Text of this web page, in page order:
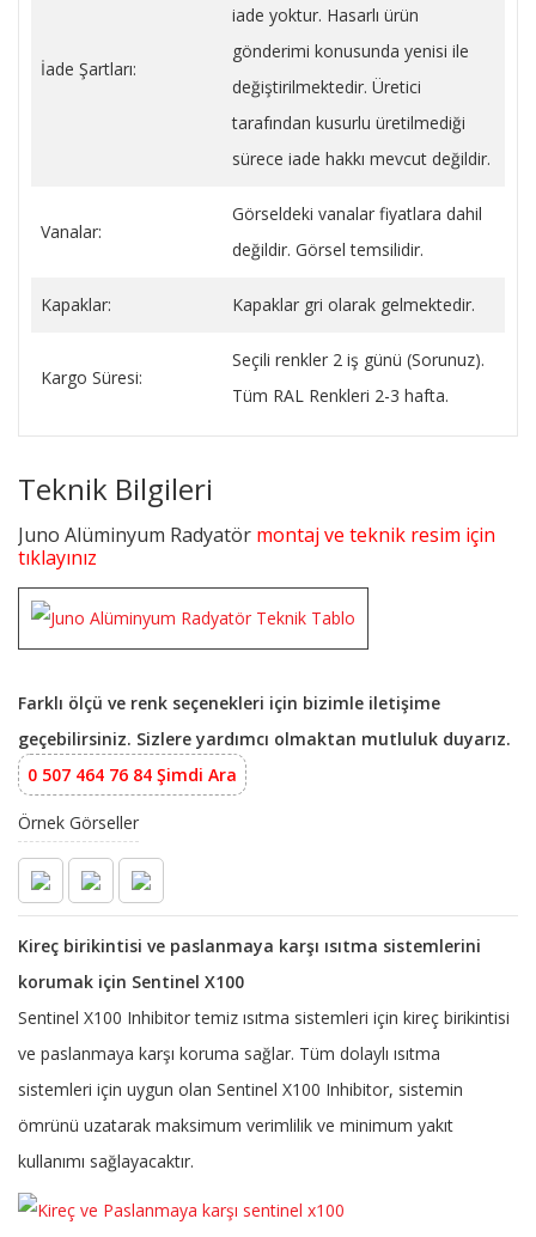
İade Şartları:
iade yoktur. Hasarlı ürün
gönderimi konusunda yenisi ile
değiştirilmektedir. Üretici
tarafından kusurlu üretilmediği
sürece iade hakkı mevcut değildir.
Vanalar:
Görseldeki vanalar fiyatlara dahil
değildir. Görsel temsilidir.
Kapaklar: Kapaklar gri olarak gelmektedir.
Kargo Süresi:
Seçili renkler 2 iş günü (Sorunuz).
Tüm RAL Renkleri 2-3 hafta.
Teknik Bilgileri
Juno Alüminyum Radyatör montaj ve teknik resim için
tıklayınız
Farklı ölçü ve renk seçenekleri için bizimle iletişime
geçebilirsiniz. Sizlere yardımcı olmaktan mutluluk duyarız.
0 507 464 76 84 Şimdi Ara
Örnek Görseller
Kireç birikintisi ve paslanmaya karşı ısıtma sistemlerini
korumak için Sentinel X100
Sentinel X100 Inhibitor temiz ısıtma sistemleri için kireç birikintisi
ve paslanmaya karşı koruma sağlar. Tüm dolaylı ısıtma
sistemleri için uygun olan Sentinel X100 Inhibitor, sistemin
ömrünü uzatarak maksimum verimlilik ve minimum yakıt
kullanımı sağlayacaktır.